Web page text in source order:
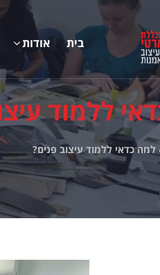
בית אודות
ללמוד
למה כדאי ללמוד עיצוב פנים?